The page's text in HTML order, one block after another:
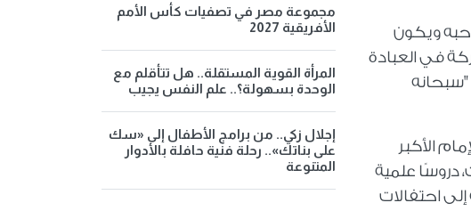
ويكون
في العبادة
"سبحانه
الأكبر
دروسًا علمية
إلى احتفالات
مجموعة مصر في تصفيات كأس الأمم
الأفريقية 2027
المرأة القوية المستقلة.. هل تتأقلم مع
الوحدة بسهولة؟.. علم النفس يجيب
إجلال زكي.. من برامج الأطفال إلى «سك
على بناتك».. رحلة فنية حافلة بالأدوار
المتنوعة